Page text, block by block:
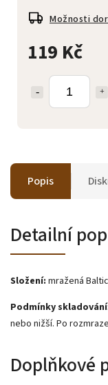
119 Kč
Možnosti
Popis
Detailní
Složení: mražená
Podmínky skladování
nebo nižší. Po
Doplňkové